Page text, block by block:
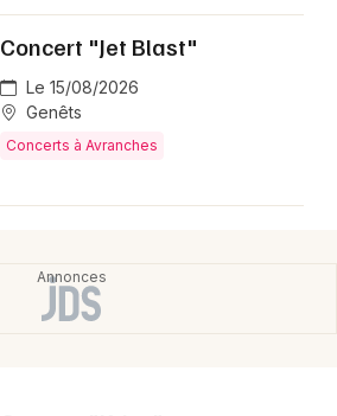
Concert "Jet Blast"
Le 15/08/2026
Genêts
Concerts à Avranches